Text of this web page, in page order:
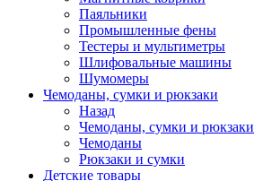
Паяльники
Промышленные фены
Тестеры и мультиметры
Шлифовальные машины
Шумомеры
Чемоданы, сумки и рюкзаки
Назад
Чемоданы, сумки и рюкзаки
Чемоданы
Рюкзаки и сумки
Детские товары